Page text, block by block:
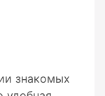
знакомых